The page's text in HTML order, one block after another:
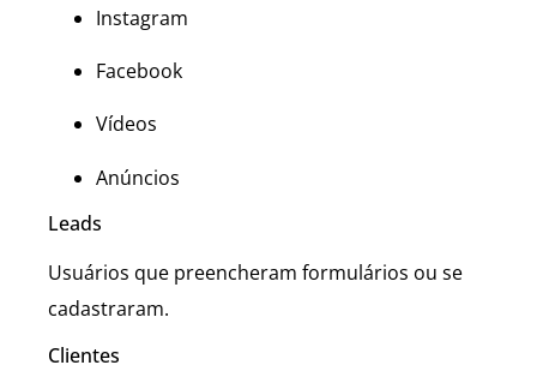
Instagram
Facebook
Vídeos
Anúncios
Leads
Usuários que preencheram formulários ou se
cadastraram.
Clientes